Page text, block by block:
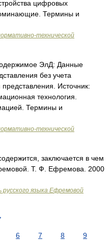
цифровых
Термины и
технической
ЭлД: Данные
без учета
Источник:
технология.
Термины и
технической
заключается в чем
Т. Ф. Ефремова. 2000
языка Ефремовой
6 7 8
9